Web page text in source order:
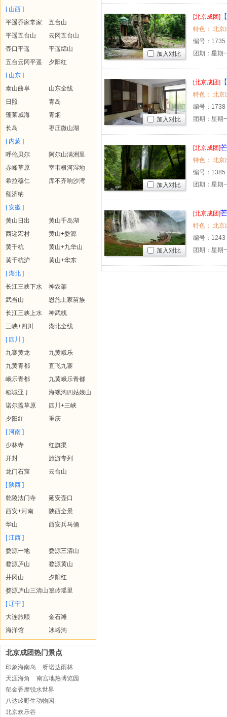
[ 山西 ]
平遥乔家常家
五台山
平遥五台山
云冈五台山
壶口平遥
平遥绵山
五台云冈平遥
夕阳红
[ 山东 ]
泰山曲阜
山东全线
日照
青岛
蓬莱威海
青烟
长岛
枣庄微山湖
[ 内蒙 ]
呼伦贝尔
阿尔山满洲里
赤峰草原
室韦根河湿地
希拉穆仁
库不齐响沙湾
额济纳
[ 安徽 ]
黄山日出
黄山千岛湖
西递宏村
黄山+婺源
黄千杭
黄山+九华山
黄千杭沪
黄山+华东
[ 湖北 ]
长江三峡下水
神农架
武当山
恩施土家苗族
长江三峡上水
神武线
三峡+四川
湖北全线
[ 四川 ]
九寨黄龙
九黄峨乐
九黄青都
直飞九寨
峨乐青都
九黄峨乐青都
稻城亚丁
海螺沟四姑娘山
诺尔盖草原
四川+三峡
夕阳红
重庆
[ 河南 ]
少林寺
红旗渠
开封
旅游专列
龙门石窟
云台山
[ 陕西 ]
乾陵法门寺
延安壶口
西安+河南
陕西全景
华山
西安兵马俑
[ 江西 ]
婺源一地
婺源三清山
婺源庐山
婺源黄山
井冈山
夕阳红
婺源庐山三清山篁岭瑶里
[ 辽宁 ]
大连旅顺
金石滩
海洋馆
冰峪沟
北京成团热门景点
印象海南岛
呀诺达雨林
天涯海角
南宫地热博览园
郁金香摩锐水世界
八达岭野生动物园
北京欢乐谷
[北京成团]
编号： 1735
团期：星期
加入对比
[北京成团]
>
编号： 1738
团期：星期
加入对比
[北京成团]
编号： 1385
团期：星期
加入对比
[北京成团]
编号： 1243
团期：星期
加入对比